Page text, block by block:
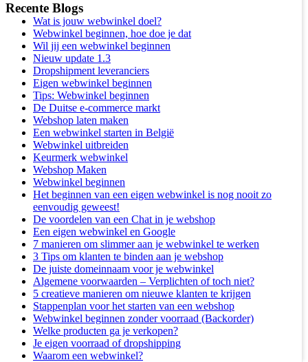
Recente Blogs
Wat is jouw webwinkel doel?
Webwinkel beginnen, hoe doe je dat
Wil jij een webwinkel beginnen
Nieuw update 1.3
Dropshipment leveranciers
Eigen webwinkel beginnen
Tips: Webwinkel beginnen
De Duitse e-commerce markt
Webshop laten maken
Een webwinkel starten in België
Webwinkel uitbreiden
Keurmerk webwinkel
Webshop Maken
Webwinkel beginnen
Het beginnen van een eigen webwinkel is nog nooit zo
eenvoudig geweest!
De voordelen van een Chat in je webshop
Een eigen webwinkel en Google
7 manieren om slimmer aan je webwinkel te werken
3 Tips om klanten te binden aan je webshop
De juiste domeinnaam voor je webwinkel
Algemene voorwaarden – Verplichten of toch niet?
5 creatieve manieren om nieuwe klanten te krijgen
Stappenplan voor het starten van een webshop
Webwinkel beginnen zonder voorraad (Backorder)
Welke producten ga je verkopen?
Je eigen voorraad of dropshipping
Waarom een webwinkel?